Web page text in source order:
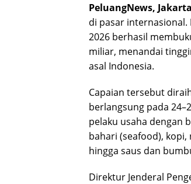
PeluangNews, Jakarta
di pasar internasional.
2026 berhasil
miliar, menandai
asal Indonesia.
Capaian tersebut
berlangsung pada
pelaku usaha dengan
bahari (seafood),
hingga saus dan
Direktur Jenderal